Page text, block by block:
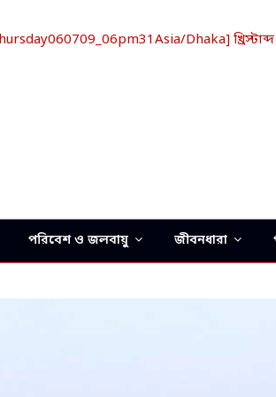
Dhaka]
পরিবেশ ও জলবায়ু জীবনধারা